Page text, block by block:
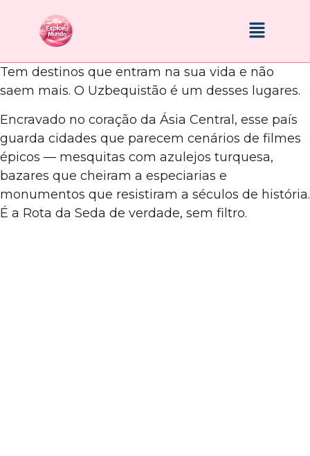
Tem destinos que entram na sua vida e não
saem mais. O Uzbequistão é um desses lugares.
Encravado no coração da Ásia Central, esse país
guarda cidades que parecem cenários de filmes
épicos — mesquitas com azulejos turquesa,
bazares que cheiram a especiarias e
monumentos que resistiram a séculos de história.
É a Rota da Seda de verdade, sem filtro.